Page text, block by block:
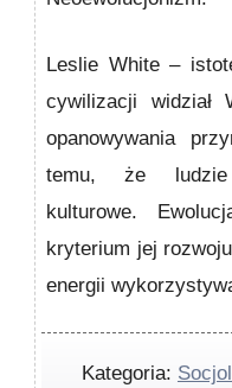
Leslie White–
cywilizacji widział
opanowywania
temu, że ludzie
kulturowe.
kryterium jej
energii
Kategoria: